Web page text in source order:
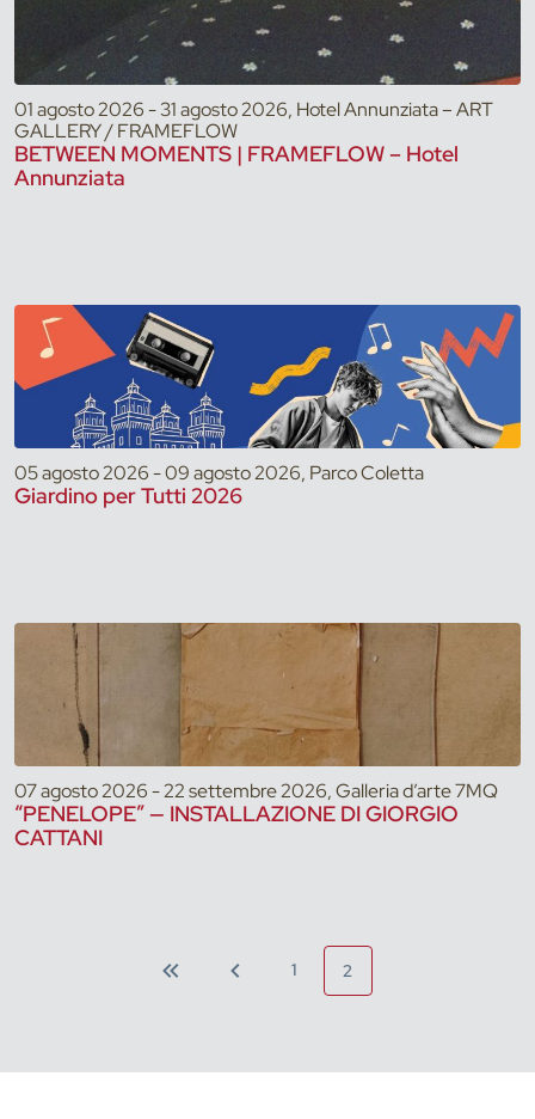
01 agosto 2026 - 31 agosto 2026, Hotel Annunziata – ART
GALLERY / FRAMEFLOW
BETWEEN MOMENTS | FRAMEFLOW – Hotel
Annunziata
05 agosto 2026 - 09 agosto 2026, Parco Coletta
Giardino per Tutti 2026
07 agosto 2026 - 22 settembre 2026, Galleria d’arte 7MQ
“PENELOPE” — INSTALLAZIONE DI GIORGIO
CATTANI
1 2